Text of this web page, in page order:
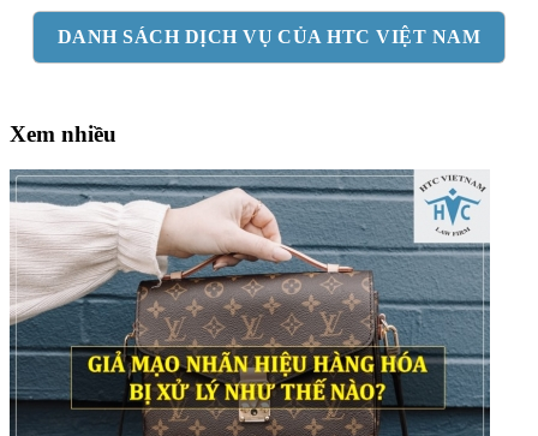
DANH SÁCH DỊCH VỤ CỦA HTC VIỆT NAM
Xem nhiều